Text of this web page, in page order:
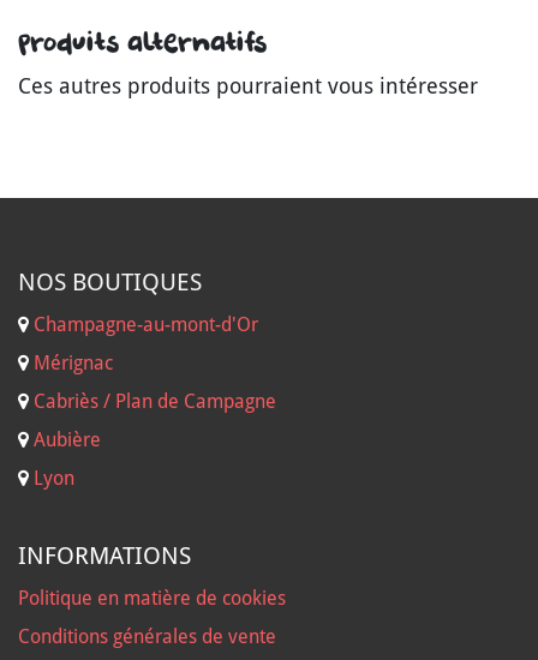
Produits alternatifs
Ces autres produits pourraient vous intéresser
NOS BOUTIQUES
Champagne-au-mont-d'Or
Mérignac
Cabriès / Plan de Campagne
Aubière
Lyon
INFORMATIONS
Politique en matière de cookies
Conditions générales de vente